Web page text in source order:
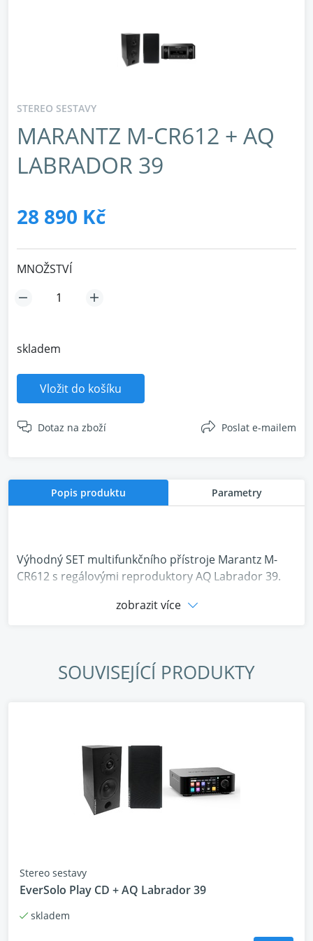
STEREO SESTAVY
MARANTZ M-CR612 + AQ
LABRADOR 39
28 890 Kč
MNOŽSTVÍ
skladem
Vložit do košíku
Dotaz na zboží Poslat e-mailem
Popis produktu Parametry
Výhodný SET multifunkčního přístroje Marantz M-
CR612 s regálovými reproduktory AQ Labrador 39.
- Marantz M-CR612 černý nebo stříbrný
- Marantz M-CR612
zobrazit více
SOUVISEJÍCÍ PRODUKTY
Stereo sestavy
EverSolo Play CD + AQ Labrador 39
skladem